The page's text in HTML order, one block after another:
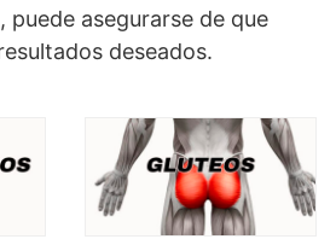
puede asegurarse de que
deseados.